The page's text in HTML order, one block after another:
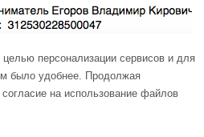
целью персонализации сервисов и для
было удобнее. Продолжая
на использование файлов